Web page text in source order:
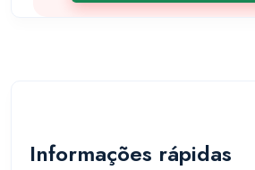
Informações rápidas